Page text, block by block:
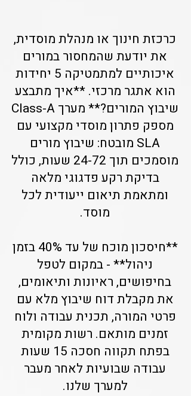
כרכזת חינוך או מנהלת מוסדית,
את יודעת שהמחסור במורים
איכותיים למתמטיקה 5 יחידות
הוא אתגר מרכזי. **איך מתבצע
שיבוץ המורים?** מערך Class-A
מספק פתרון מוסדי מקצועי עם
SLA מובטח: שיבוץ מורים
מוסמכים תוך 24-72 שעות, כולל
בדיקת רקע פדגוגי מלאה
ומתאמת תיאום ייעודית לכל
מוסד.
**חיסכון מוכח של עד 40% בזמן
ניהול** - במקום לטפל
בחיפושים, ראיונות ותיאומים,
את מקבלת דוח שיבוץ מלא עם
פרטי המורה, תכנית עבודה ולוח
זמנים מותאם. רשות מקומית
בפתח תקווה חסכה 15 שעות
עבודה שבועיות לאחר מעבר
למערך שלנו.